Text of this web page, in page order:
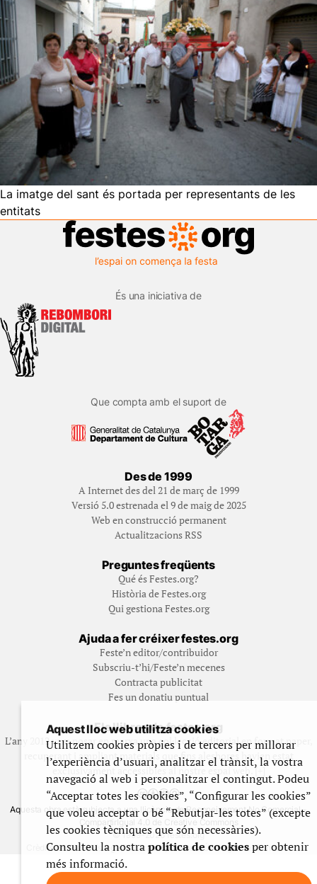
La imatge del sant és portada per representants de les
entitats
És una iniciativa de
Que compta amb el suport de
Des de 1999
A Internet des del 21 de març de 1999
Versió 5.0 estrenada el 9 de maig de 2025
Web en construcció permanent
Actualitzacions RSS
Preguntes freqüents
Qué és Festes.org?
Història de Festes.org
Qui gestiona Festes.org
Ajuda a fer créixer festes.org
Feste’n editor/contribuidor
Subscriu-t’hi/Feste’n mecenes
Contracta publicitat
Fes un donatiu puntual
Els llibres de festes.org
L’any 2012 vam posar en marxa una col·lecció editorial en format paper,
recuperant i ampliant materials que fins aleshores havien estat
exclusivament accessibles al nostre espai web. [+]
Aquesta obra està subjecta a una llicència de Reconeixement No Comercial -
CompartirIgual 4.0 de Creative Commons
© 1999-2026 festes.org
Crèdits del webAvís legalPolítica de privadesaÚs de galetesContacte
Aquest lloc web utilitza cookies
Utilitzem cookies pròpies i de tercers per millorar
l’experiència d’usuari, analitzar el trànsit, la vostra
navegació al web i personalitzar el contingut. Podeu
“Acceptar totes les cookies”, “Configurar les cookies”
que voleu acceptar o bé “Rebutjar-les totes” (excepte
les cookies tècniques que són necessàries).
Consulteu la nostrapolítica de cookiesper obtenir
més informació.